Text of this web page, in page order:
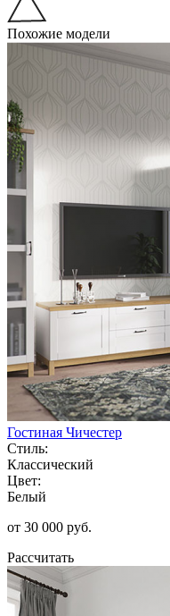
Похожие модели
Гостиная Чичестер
Стиль:
Классический
Цвет:
Белый
от 30 000 руб.
Рассчитать